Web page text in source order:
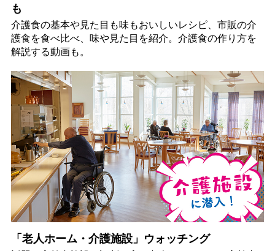
も
介護食の基本や見た目も味もおいしいレシピ、市販の介
護食を食べ比べ、味や見た目を紹介。介護食の作り方を
解説する動画も。
「老人ホーム・介護施設」ウォッチング